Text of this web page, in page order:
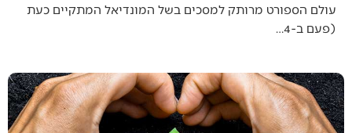
עולם הספורט מרותק למסכים בשל המונדיאל המתקיים כעת
(פעם ב-4…